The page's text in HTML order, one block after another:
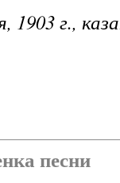
г.,
песни